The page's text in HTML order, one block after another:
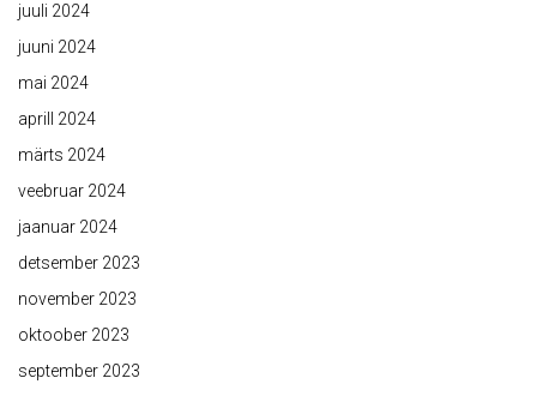
juuli 2024
juuni 2024
mai 2024
aprill 2024
märts 2024
veebruar 2024
jaanuar 2024
detsember 2023
november 2023
oktoober 2023
september 2023